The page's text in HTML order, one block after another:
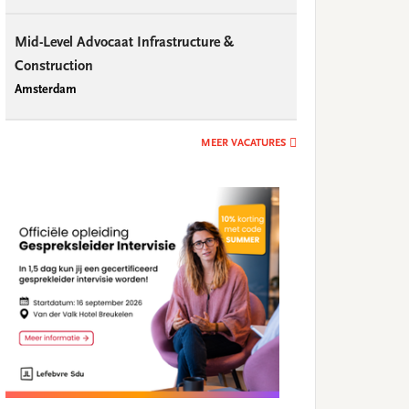
Mid-Level Advocaat Infrastructure &
Construction
Amsterdam
MEER VACATURES